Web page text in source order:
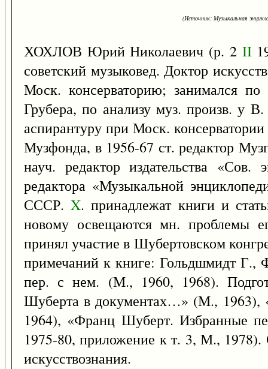
(Источник: Музыкальная
ХОХЛОВ Юрий Николаевич (р. 2 II
советский музыковед. Доктор
Моск. консерваторию; занимался
Грубера, по анализу муз. произв. у
аспирантуру при Моск.
Музфонда, в 1956-67 ст. редактор
науч. редактор издательства
редактора «Музыкальной
СССР.X. принадлежат книги и
новому освещаются мн. проблемы
принял участие в Шубертовском
примечаний к книге: Гольдшмидт
пер. с нем. (М., 1960, 1968).
Шуберта в документах…» (М.,
1964), «Франц Шуберт. Избранные
1975-80, приложение к т. 3, М., 1978).
искусствознания.